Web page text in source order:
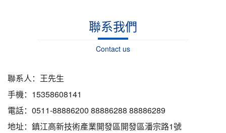
聯系我們
Contact us
聯系人：王先生
手機：15358608141
電話：0511-88886200 88886288 88886289
地址：鎮江高新技術產業開發區開發區潘宗路1號